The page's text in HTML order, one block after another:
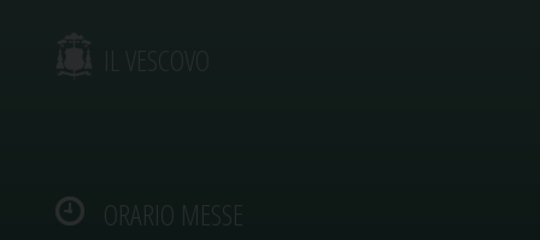
IL VESCOVO
ORARIO MESSE